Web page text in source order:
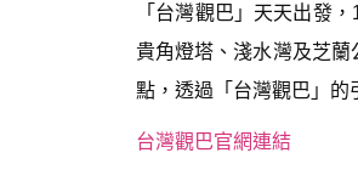
「台灣觀巴」天天出發
貴角燈塔、淺水灣及芝
點，透過「台灣觀巴」的
台灣觀巴官網連結